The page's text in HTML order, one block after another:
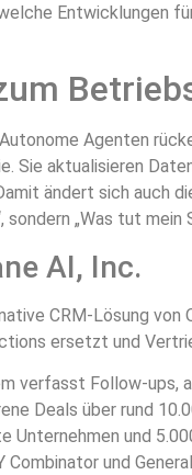
Entwicklungen
Agenten
Sie aktualisieren
ändert sich auch
sondern „Was tut
AI, Inc.
CRM-Lösung von
ersetzt und
verfasst Follow-ups,
Deals über rund
Unternehmen und
Combinator und